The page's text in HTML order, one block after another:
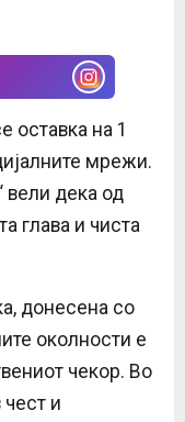
оставка на 1
мрежи.
вели дека од
глава и чиста
донесена со
околности е
чекор. Во
и